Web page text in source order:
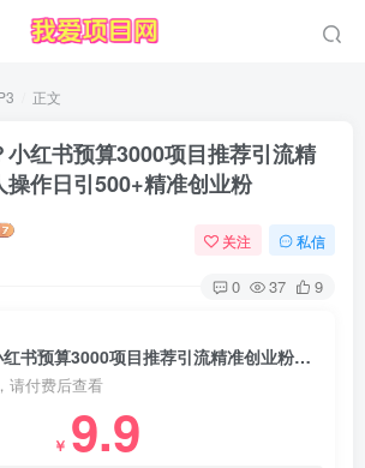
正文
红书预算3000项目推荐引流精
作日引500+精准创业粉
关注 私信
0 37 9
怎么打创业粉？小红书预算3000项目推荐引流精准创业粉，单人操作日引500+精准创业粉
请付费后查看
￥ 9.9